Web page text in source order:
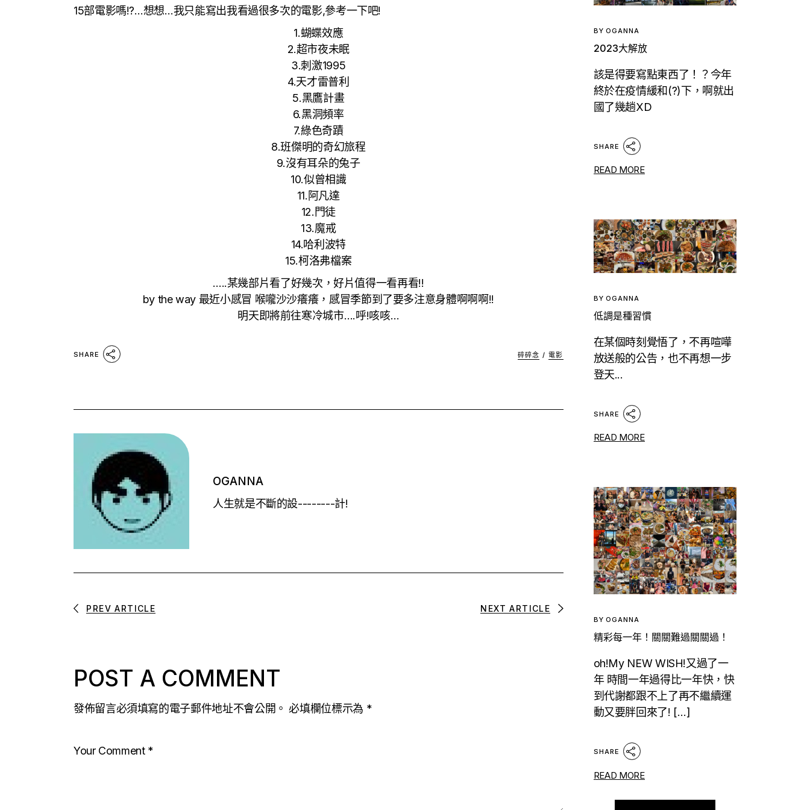
15部電影嗎!?…想想…我只能寫出我看過很多次的電影,參考一下吧!
1.蝴蝶效應
2.超市夜未眠
3.刺激1995
4.天才雷普利
5.黑鷹計畫
6.黑洞頻率
7.綠色奇蹟
8.班傑明的奇幻旅程
9.沒有耳朵的兔子
10.似曾相識
11.阿凡達
12.門徒
13.魔戒
14.哈利波特
15.柯洛弗檔案
…..某幾部片看了好幾次，好片值得一看再看!!
by the way 最近小感冒 喉嚨沙沙癢癢，感冒季節到了要多注意身體啊啊啊!!
明天即將前往寒冷城市….呼!咳咳…
SHARE 碎碎念 / 電影
OGANNA
人生就是不斷的設--------計!
PREV ARTICLE NEXT ARTICLE
POST A COMMENT
發佈留言必須填寫的電子郵件地址不會公開。 必填欄位標示為 *
BY OGANNA
2023大解放
該是得要寫點東西了！？今年
終於在疫情緩和(?)下，啊就出
國了幾趟XD
SHARE
READ MORE
BY OGANNA
低調是種習慣
在某個時刻覺悟了，不再喧嘩
放送般的公告，也不再想一步
登天...
SHARE
READ MORE
BY OGANNA
精彩每一年！關關難過關關過！
oh!My NEW WISH!又過了一
年 時間一年過得比一年快，快
到代謝都跟不上了再不繼續運
動又要胖回來了! […]
SHARE
READ MORE